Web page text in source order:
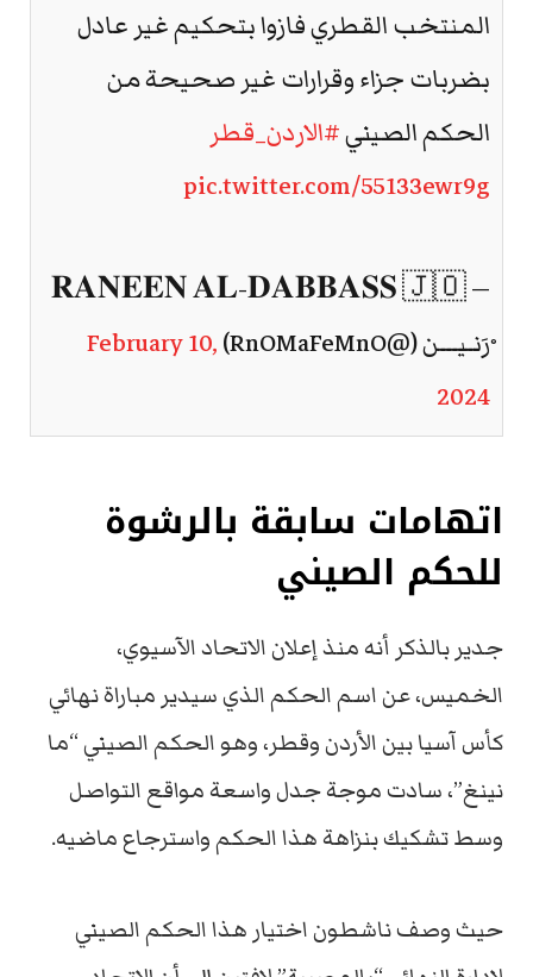
المنتخب القطري فازوا بتحكيم غير عادل
بضربات جزاء وقرارات غير صحيحة من
الحكم الصيني#الاردن_قطر
pic.twitter.com/55133ewr9g
— 𝐑𝐀𝐍𝐄𝐄𝐍 𝐀𝐋-𝐃𝐀𝐁𝐁𝐀𝐒𝐒 🇯🇴
ْرَنـيـــن (@RnOMaFeMnO)
February 10,
2024
اتهامات سابقة بالرشوة
للحكم الصيني
جدير بالذكر أنه منذ إعلان الاتحاد الآسيوي،
الخميس، عن اسم الحكم الذي سيدير مباراة نهائي
كأس آسيا بين الأردن وقطر، وهو الحكم الصيني “ما
نينغ”، سادت موجة جدل واسعة مواقع التواصل
وسط تشكيك بنزاهة هذا الحكم واسترجاع ماضيه.
حيث وصف ناشطون اختيار هذا الحكم الصيني